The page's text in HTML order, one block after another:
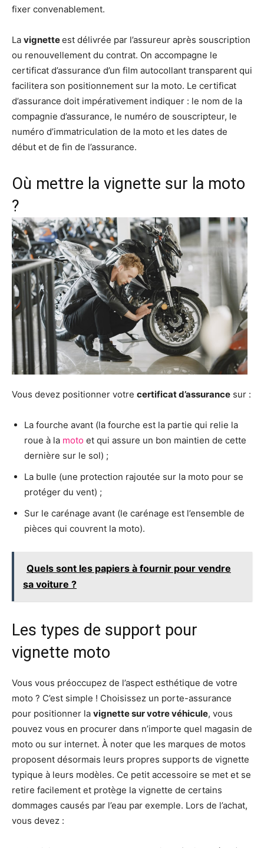
fixer convenablement.
La vignetteest délivrée par l’assureur après souscription
ou renouvellement du contrat. On accompagne le
certificat d’assurance d’un film autocollant transparent qui
facilitera son positionnement sur la moto. Le certificat
d’assurance doit impérativement indiquer : le nom de la
compagnie d’assurance, le numéro de souscripteur, le
numéro d’immatriculation de la moto et les dates de
début et de fin de l’assurance.
Où mettre la vignette sur la moto
?
Vous devez positionner votre certificat d’assurance sur :
La fourche avant (la fourche est la partie qui relie la
roue à la moto et qui assure un bon maintien de cette
dernière sur le sol) ;
La bulle (une protection rajoutée sur la moto pour se
protéger du vent) ;
Sur le carénage avant (le carénage est l’ensemble de
pièces qui couvrent la moto).
Quels sont les papiers à fournir pour vendre
sa voiture ?
Les types de support pour
vignette moto
Vous vous préoccupez de l’aspect esthétique de votre
moto ? C’est simple ! Choisissez un porte-assurance
pour positionner la vignette sur votre véhicule, vous
pouvez vous en procurer dans n’importe quel magasin de
moto ou sur internet. À noter que les marques de motos
proposent désormais leurs propres supports de vignette
typique à leurs modèles. Ce petit accessoire se met et se
retire facilement et protège la vignette de certains
dommages causés par l’eau par exemple. Lors de l’achat,
vous devez :